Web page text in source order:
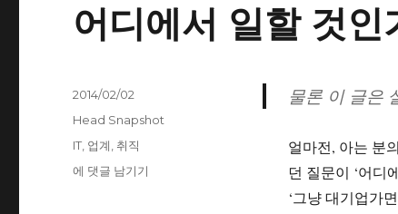
어디에서 일할 것인
물론 이 글은
얼마전, 아는 분
던 질문이 ‘어디
‘그냥 대기업가
작
자
2014/02/02
카
리
Head Snapshot
태
그
IT 업계 취직
어
에 댓글 남기기